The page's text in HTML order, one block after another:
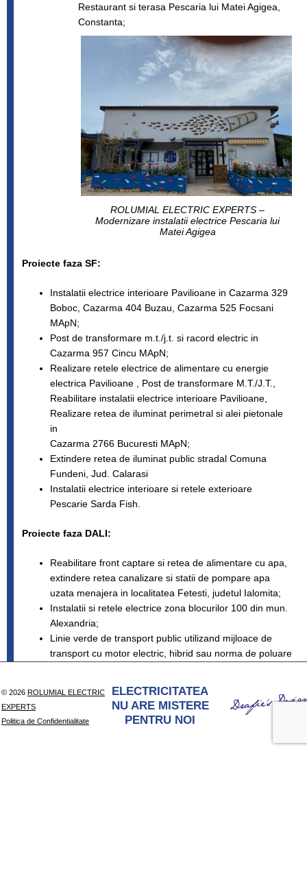
Restaurant si terasa Pescaria lui Matei Agigea,
Constanta;
ROLUMIAL ELECTRIC EXPERTS –
Modernizare instalatii electrice Pescaria lui
Matei Agigea
Proiecte faza SF:
Instalatii electrice interioare Pavilioane in Cazarma 329
Boboc, Cazarma 404 Buzau, Cazarma 525 Focsani
MApN;
Post de transformare m.t./j.t. si racord electric in
Cazarma 957 Cincu MApN;
Realizare retele electrice de alimentare cu energie
electrica Pavilioane , Post de transformare M.T./J.T.,
Reabilitare instalatii electrice interioare Pavilioane,
Realizare retea de iluminat perimetral si alei pietonale
in
Cazarma 2766 Bucuresti MApN;
Extindere retea de iluminat public stradal Comuna
Fundeni, Jud. Calarasi
Instalatii electrice interioare si retele exterioare
Pescarie Sarda Fish.
Proiecte faza DALI:
Reabilitare front captare si retea de alimentare cu apa,
extindere retea canalizare si statii de pompare apa
uzata menajera in localitatea Fetesti, judetul Ialomita;
Instalatii si retele electrice zona blocurilor 100 din mun.
Alexandria;
Linie verde de transport public utilizand mijloace de
transport cu motor electric, hibrid sau norma de poluare
impotriva trasnetului si prize de pamant pt. Pavilioane
din Cazarma 3416, Cazarma 1369 Constanta, si
Cazarma 540 Mangalia;
Elaborare documentatie tehnico-economica – iluminat
© 2026 ROLUMIAL ELECTRIC
EXPERTS
Politica de Confidentialitate
ELECTRICITATEA
NU ARE MISTERE
PENTRU NOI